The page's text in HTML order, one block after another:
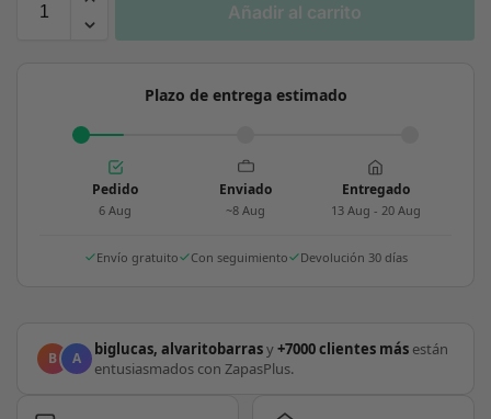
Añadir al carrito
Plazo de entrega estimado
Pedido
6 Aug
Enviado
~8 Aug
Entregado
13 Aug - 20 Aug
Envío gratuito Con seguimiento Devolución 30 días
B A biglucas, alvaritobarrasy+7000 clientes más están
entusiasmados con ZapasPlus.